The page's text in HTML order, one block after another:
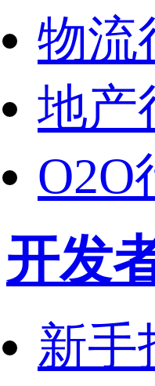
物流
地产
O2O
开发
新手